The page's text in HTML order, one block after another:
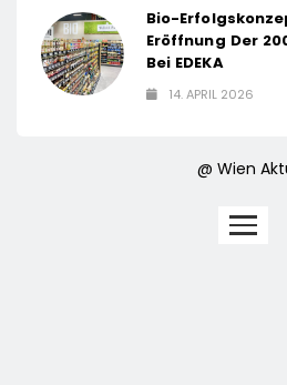
Bio-
Eröffnung Der
Bei EDEKA
14. APRIL 2026
@ Wien